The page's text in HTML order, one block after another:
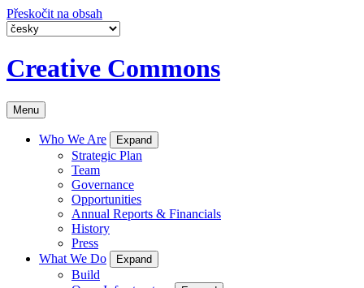
Přeskočit na obsah
Creative Commons
Menu
Who We Are Expand
Strategic Plan
Team
Governance
Opportunities
Annual Reports & Financials
History
Press
What We Do
Expand
Build